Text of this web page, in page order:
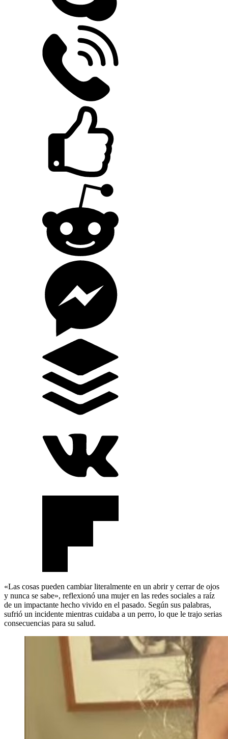
«Las cosas pueden cambiar literalmente en un abrir y cerrar de ojos
y nunca se sabe», reflexionó una mujer en las redes sociales a raíz
de un impactante hecho vivido en el pasado. Según sus palabras,
sufrió un incidente mientras cuidaba a un perro, lo que le trajo serias
consecuencias para su salud.